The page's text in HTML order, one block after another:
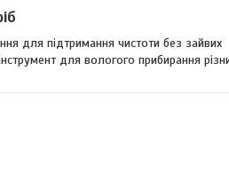
для підтримання чистоти без зайвих
для вологого прибирання